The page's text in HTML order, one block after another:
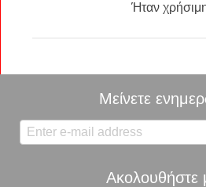
Ήταν
Μείνετε
Ακολουθήστε